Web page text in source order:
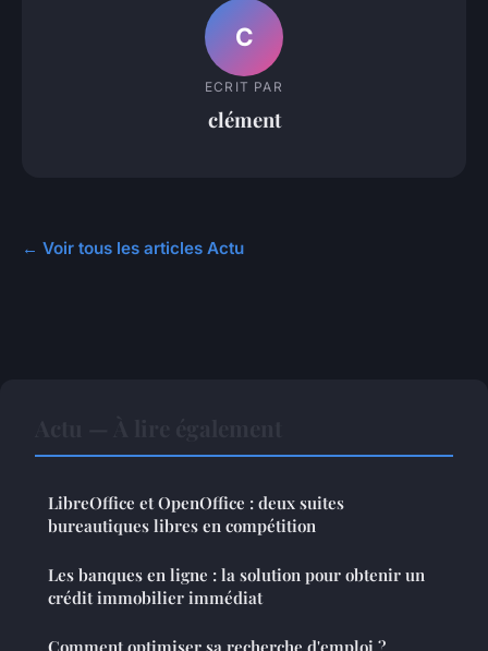
C
ECRIT PAR
clément
← Voir tous les articles Actu
LibreOffice et OpenOffice : deux suites
bureautiques libres en compétition
Les banques en ligne : la solution pour obtenir un
crédit immobilier immédiat
Comment optimiser sa recherche d'emploi ?